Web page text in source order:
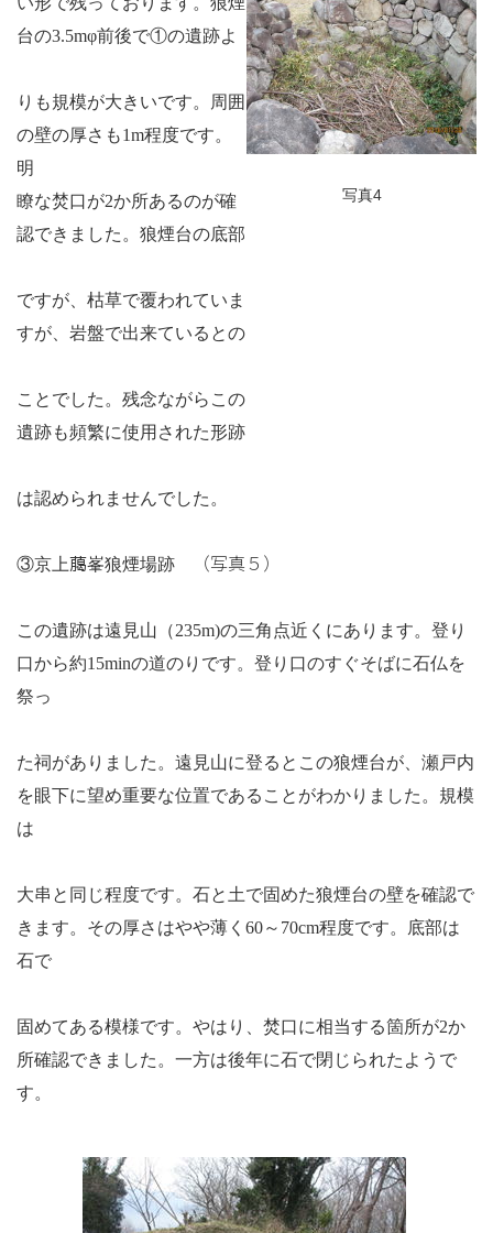
台の3.5mφ前後で①の遺跡よ
りも規模が大きいです。周囲
の壁の厚さも1m程度です。
明
瞭な焚口が2か所あるのが確
認できました。狼煙台の底部
ですが、枯草で覆われていま
すが、岩盤で出来ているとの
ことでした。残念ながらこの
遺跡も頻繁に使用された形跡
は認められませんでした。
写真4
③京上﨟峯狼煙場跡 （写真５）
この遺跡は遠見山（235m)の三角点近くにあります。登り
口から約15minの道のりです。登り口のすぐそばに石仏を
祭っ
た祠がありました。遠見山に登るとこの狼煙台が、瀬戸内
を眼下に望め重要な位置であることがわかりました。規模
は
大串と同じ程度です。石と土で固めた狼煙台の壁を確認で
きます。その厚さはやや薄く 60～ 70cm程度です。底部は
石で
固めてある模様です。やはり、焚口に相当する箇所が2か
所確認できました。一方は後年に石で閉じられたようで
す。